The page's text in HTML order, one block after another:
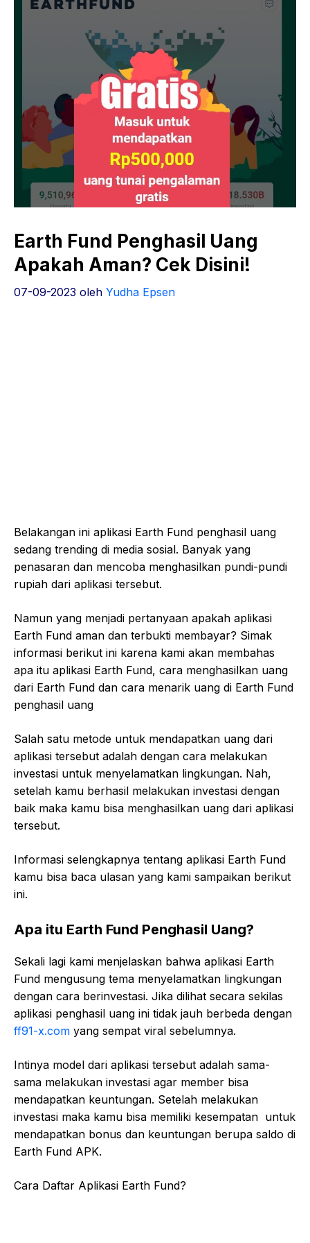
Earth Fund Penghasil Uang
Apakah Aman? Cek Disini!
07-09-2023 oleh Yudha Epsen
Belakangan ini aplikasi Earth Fund penghasil uang
sedang trending di media sosial. Banyak yang
penasaran dan mencoba menghasilkan pundi-pundi
rupiah dari aplikasi tersebut.
Namun yang menjadi pertanyaan apakah aplikasi
Earth Fund aman dan terbukti membayar? Simak
informasi berikut ini karena kami akan membahas
apa itu aplikasi Earth Fund, cara menghasilkan uang
dari Earth Fund dan cara menarik uang di Earth Fund
penghasil uang
Salah satu metode untuk mendapatkan uang dari
aplikasi tersebut adalah dengan cara melakukan
investasi untuk menyelamatkan lingkungan. Nah,
setelah kamu berhasil melakukan investasi dengan
baik maka kamu bisa menghasilkan uang dari aplikasi
tersebut.
Informasi selengkapnya tentang aplikasi Earth Fund
kamu bisa baca ulasan yang kami sampaikan berikut
ini.
Apa itu Earth Fund Penghasil Uang?
Sekali lagi kami menjelaskan bahwa aplikasi Earth
Fund mengusung tema menyelamatkan lingkungan
dengan cara berinvestasi. Jika dilihat secara sekilas
aplikasi penghasil uang ini tidak jauh berbeda dengan
ff91-x.com yang sempat viral sebelumnya.
Intinya model dari aplikasi tersebut adalah sama-
sama melakukan investasi agar member bisa
mendapatkan keuntungan. Setelah melakukan
investasi maka kamu bisa memiliki kesempatan untuk
mendapatkan bonus dan keuntungan berupa saldo di
Earth Fund APK.
Cara Daftar Aplikasi Earth Fund?